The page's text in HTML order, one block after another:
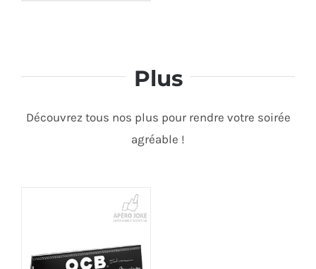
Plus
Découvrez tous nos plus pour rendre votre soirée
agréable !